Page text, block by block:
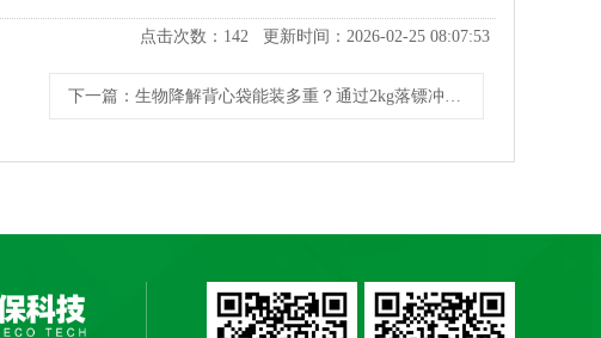
点击次数： 142 更新时间：2026-02-25 08:07:53
下一篇 ：生物降解背心袋能装多重？通过2kg落镖冲击测试的袋子到底有多强